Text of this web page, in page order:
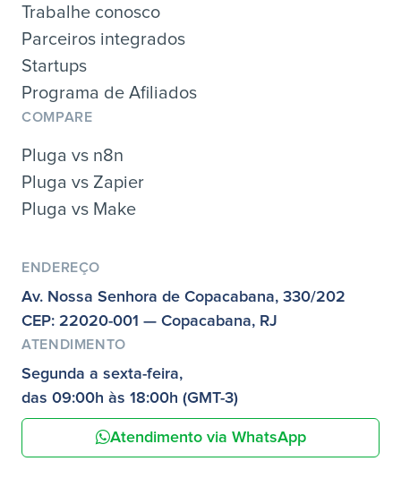
Trabalhe conosco
Parceiros integrados
Startups
Programa de Afiliados
COMPARE
Pluga vs n8n
Pluga vs Zapier
Pluga vs Make
ENDEREÇO
Av. Nossa Senhora de Copacabana, 330/202
CEP: 22020-001 — Copacabana, RJ
ATENDIMENTO
Segunda a sexta-feira,
das 09:00h às 18:00h (GMT-3)
Atendimento via WhatsApp